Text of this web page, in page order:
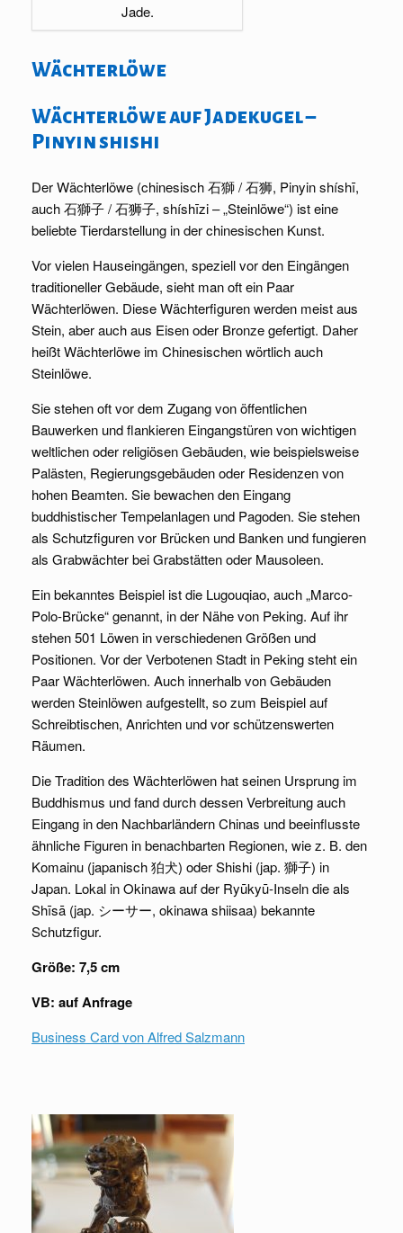
Jade.
Wächterlöwe
Wächterlöwe auf Jadekugel –
Pinyin shishi
Der Wächterlöwe (chinesisch 石獅 / 石狮, Pinyin shíshī,
auch 石獅子 / 石狮子, shíshīzi – „Steinlöwe“) ist eine
beliebte Tierdarstellung in der chinesischen Kunst.
Vor vielen Hauseingängen, speziell vor den Eingängen
traditioneller Gebäude, sieht man oft ein Paar
Wächterlöwen. Diese Wächterfiguren werden meist aus
Stein, aber auch aus Eisen oder Bronze gefertigt. Daher
heißt Wächterlöwe im Chinesischen wörtlich auch
Steinlöwe.
Sie stehen oft vor dem Zugang von öffentlichen
Bauwerken und flankieren Eingangstüren von wichtigen
weltlichen oder religiösen Gebäuden, wie beispielsweise
Palästen, Regierungsgebäuden oder Residenzen von
hohen Beamten. Sie bewachen den Eingang
buddhistischer Tempelanlagen und Pagoden. Sie stehen
als Schutzfiguren vor Brücken und Banken und fungieren
als Grabwächter bei Grabstätten oder Mausoleen.
Ein bekanntes Beispiel ist die Lugouqiao, auch „Marco-
Polo-Brücke“ genannt, in der Nähe von Peking. Auf ihr
stehen 501 Löwen in verschiedenen Größen und
Positionen. Vor der Verbotenen Stadt in Peking steht ein
Paar Wächterlöwen. Auch innerhalb von Gebäuden
werden Steinlöwen aufgestellt, so zum Beispiel auf
Schreibtischen, Anrichten und vor schützenswerten
Räumen.
Die Tradition des Wächterlöwen hat seinen Ursprung im
Buddhismus und fand durch dessen Verbreitung auch
Eingang in den Nachbarländern Chinas und beeinflusste
ähnliche Figuren in benachbarten Regionen, wie z. B. den
Komainu (japanisch 狛犬) oder Shishi (jap. 獅子) in
Japan. Lokal in Okinawa auf der Ryūkyū-Inseln die als
Shīsā (jap. シーサー, okinawa shiisaa) bekannte
Schutzfigur.
Größe: 7,5 cm
VB: auf Anfrage
Business Card von Alfred Salzmann